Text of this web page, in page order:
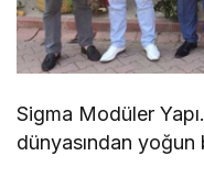
Sigma Modüler
dünyasından yoğun